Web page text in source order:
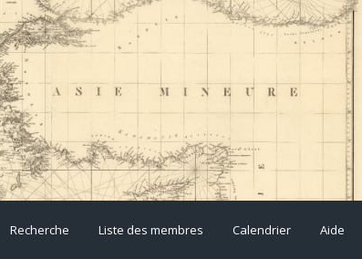
Recherche Liste des membres Calendrier Aide